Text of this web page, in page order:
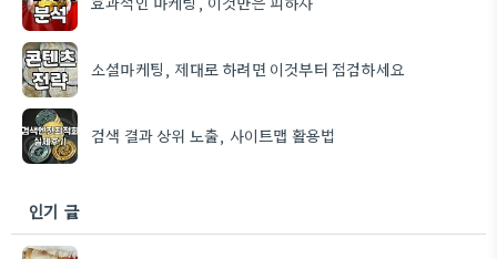
소셜마케팅, 제대로 하려면 이것부터 점검하세요
검색 결과 상위 노출, 사이트맵 활용법
인기 글